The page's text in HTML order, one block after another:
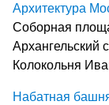
Архитектура
Соборная
Архангельский
Колокольня
Набатная